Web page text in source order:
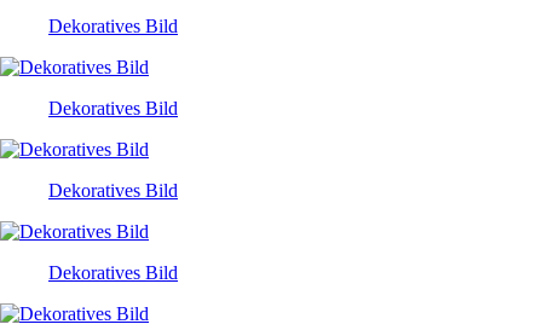
Dekoratives Bild
Dekoratives Bild
Dekoratives Bild
Dekoratives Bild